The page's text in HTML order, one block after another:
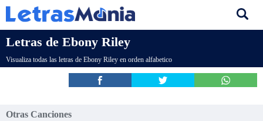
Letras de Ebony Riley
Visualiza todas las letras de Ebony Riley en orden alfabetico
Otras Canciones